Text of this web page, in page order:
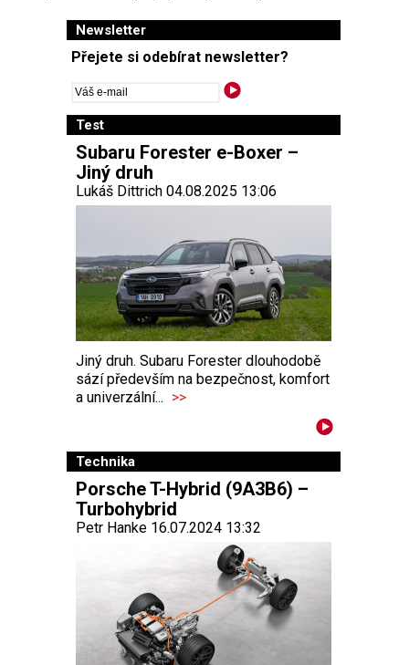
Newsletter
Přejete si odebírat newsletter?
Test
Subaru Forester e-Boxer –
Jiný druh
Lukáš Dittrich 04.08.2025 13:06
Jiný druh. Subaru Forester dlouhodobě
sází především na bezpečnost, komfort
a univerzální... >>
Technika
Porsche T-Hybrid (9A3B6) –
Turbohybrid
Petr Hanke 16.07.2024 13:32